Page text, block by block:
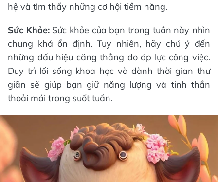
hệ và tìm thấy những cơ hội tiềm năng.
Sức Khỏe:Sức khỏe của bạn trong tuần này nhìn
chung khá ổn định. Tuy nhiên, hãy chú ý đến
những dấu hiệu căng thẳng do áp lực công việc.
Duy trì lối sống khoa học và dành thời gian thư
giãn sẽ giúp bạn giữ năng lượng và tinh thần
thoải mái trong suốt tuần.